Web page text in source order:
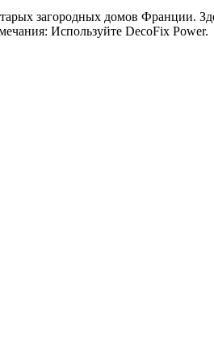
загородных домов Франции.
Используйте DecoFix Power.